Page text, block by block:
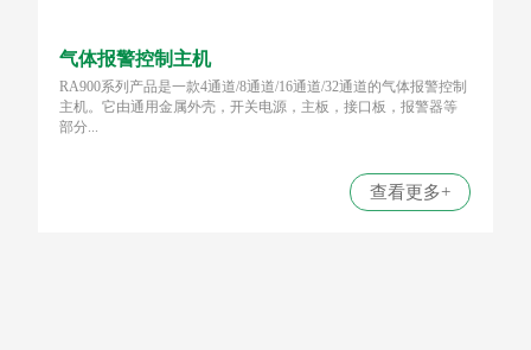
气体报警控制主机
RA900系列产品是一款4通道/8通道/16通道/32通道的气体报警控制
主机。它由通用金属外壳，开关电源，主板，接口板，报警器等
部分...
查看更多+